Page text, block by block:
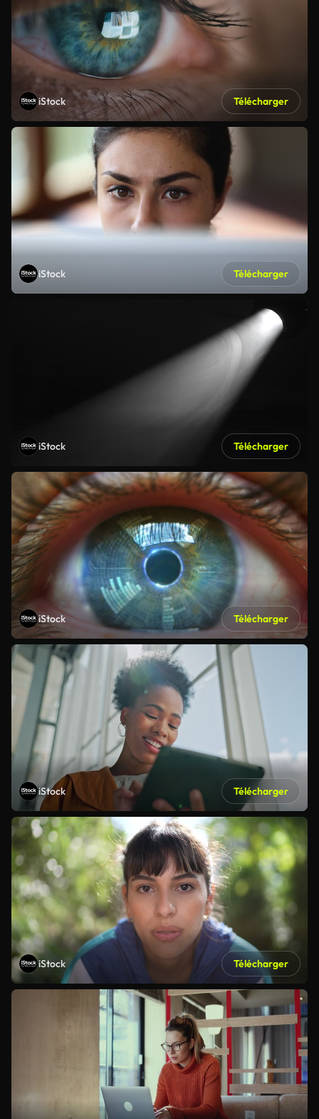
iStock Télécharger
iStock Télécharger
iStock Télécharger
iStock Télécharger
iStock Télécharger
iStock Télécharger